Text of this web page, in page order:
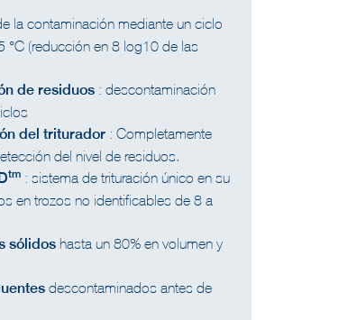
la contaminación mediante un ciclo
°C (reducción en 8 log10 de las
de residuos : descontaminación
del triturador : Completamente
del nivel de residuos.
tm : sistema de trituración único en su
en trozos no identificables de 8 a
sólidos hasta un 80% en volumen y
descontaminados antes de